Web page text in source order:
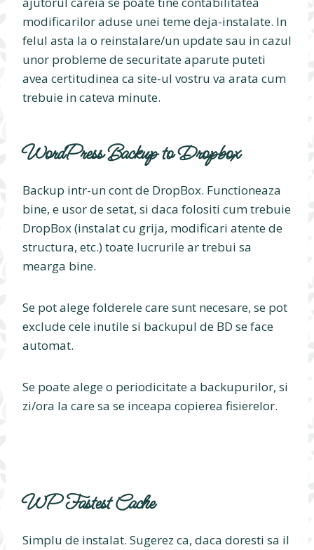
modificarilor aduse unei teme deja-instalate. In
felul asta la o reinstalare/un update sau in cazul
unor probleme de securitate aparute puteti
avea certitudinea ca site-ul vostru va arata cum
trebuie in cateva minute.
WordPress Backup to Dropbox
Backup intr-un cont de DropBox. Functioneaza
bine, e usor de setat, si daca folositi cum trebuie
DropBox (instalat cu grija, modificari atente de
structura, etc.) toate lucrurile ar trebui sa
mearga bine.
Se pot alege folderele care sunt necesare, se pot
exclude cele inutile si backupul de BD se face
automat.
Se poate alege o periodicitate a backupurilor, si
zi/ora la care sa se inceapa copierea fisierelor.
WP Fastest Cache
Simplu de instalat. Sugerez ca, daca doresti sa il